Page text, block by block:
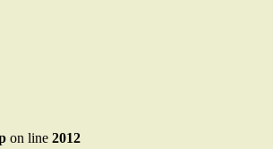
on line 2012